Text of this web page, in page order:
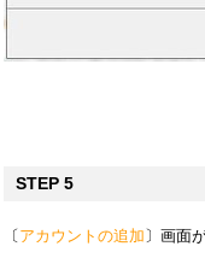
STEP 5
〔 アカウントの追加 〕画面